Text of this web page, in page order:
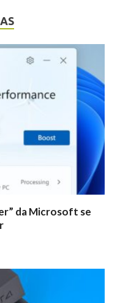
da Microsoft se